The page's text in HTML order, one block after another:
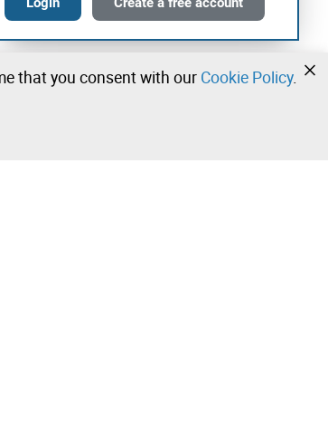
that you consent with our Cookie Policy.